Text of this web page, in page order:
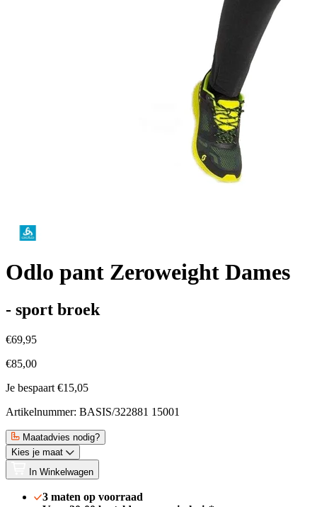
Odlo pant Zeroweight Dames
- sport broek
€69,95
€85,00
Je bespaart €15,05
Artikelnummer: BASIS/322881 15001
Maatadvies nodig?
Kies je maat
In Winkelwagen
3 maten op voorraad